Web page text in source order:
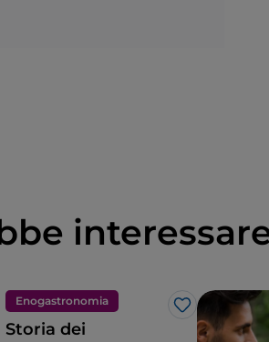
Enogastronomia
Like
Storia dei